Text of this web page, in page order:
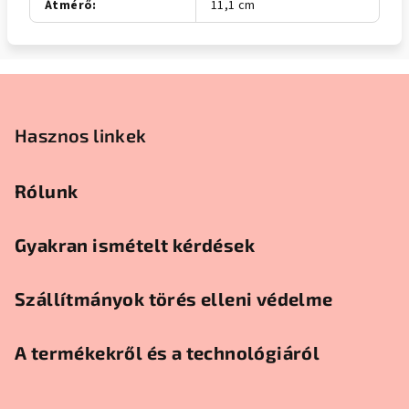
Átmérő: 11,1 cm
Hasznos linkek
Rólunk
Gyakran ismételt kérdések
Szállítmányok törés elleni védelme
A termékekről és a technológiáról